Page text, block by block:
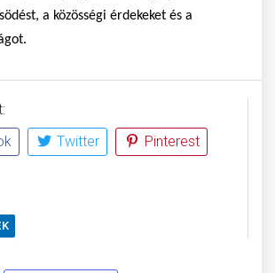
a közösségi érdekeket és a
Twitter
Pinterest